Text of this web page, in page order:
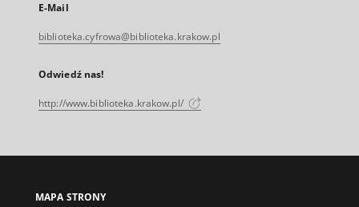
E-Mail
biblioteka.cyfrowa@biblioteka.krakow.pl
Odwiedź nas!
http://www.biblioteka.krakow.pl/
MAPA STRONY